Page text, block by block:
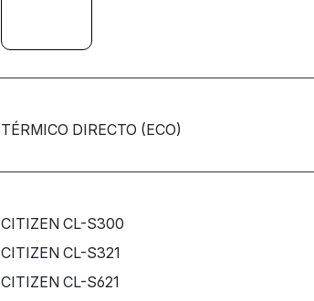
TÉRMICO DIRECTO (ECO)
CITIZEN CL-S300
CITIZEN CL-S321
CITIZEN CL-S621